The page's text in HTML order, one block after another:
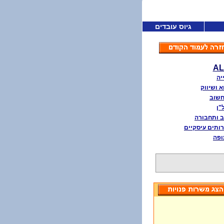
גיוס עובדים
ושיווק
ותחבורה
עיסקיים